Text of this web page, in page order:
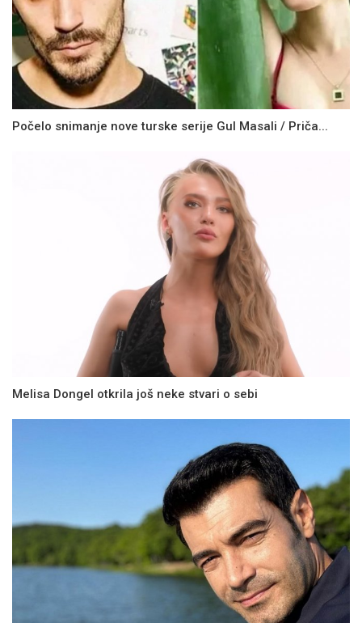
Počelo snimanje nove turske serije Gul Masali / Priča...
Melisa Dongel otkrila još neke stvari o sebi